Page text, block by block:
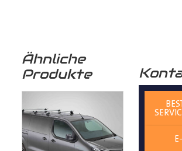
4. Langlebigkeit:Birkenschichtholz ist
resistent gegen Feuchtigkeit und
die Lebensdauer Ihres
Laderaumbodens
und Ihren
Ähnliche
Produkte